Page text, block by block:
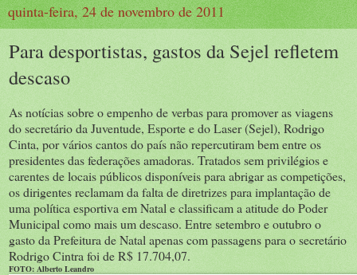
quinta-feira, 24 de novembro de 2011
Para desportistas, gastos da Sejel refletem
descaso
As notícias sobre o empenho de verbas para promover as viagens
do secretário da Juventude, Esporte e do Laser (Sejel), Rodrigo
Cinta, por vários cantos do país não repercutiram bem entre os
presidentes das federações amadoras. Tratados sem privilégios e
carentes de locais públicos disponíveis para abrigar as competições,
os dirigentes reclamam da falta de diretrizes para implantação de
uma política esportiva em Natal e classificam a atitude do Poder
Municipal como mais um descaso. Entre setembro e outubro o
gasto da Prefeitura de Natal apenas com passagens para o secretário
Rodrigo Cintra foi de R$ 17.704,07.
FOTO: Alberto Leandro